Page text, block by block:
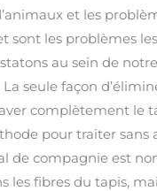
et les
sont les problèmes
au sein de
La seule façon
complètement le
pour traiter sans
de compagnie est
les fibres du tapis,